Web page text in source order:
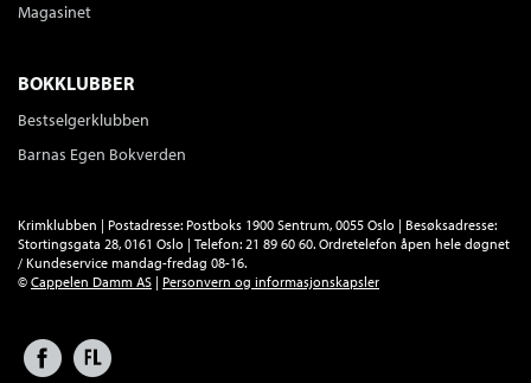
Magasinet
BOKKLUBBER
Bestselgerklubben
Barnas Egen Bokverden
Krimklubben | Postadresse: Postboks 1900 Sentrum, 0055 Oslo | Besøksadresse:
Stortingsgata 28, 0161 Oslo | Telefon: 21 89 60 60. Ordretelefon åpen hele døgnet
/ Kundeservice mandag-fredag 08-16.
© Cappelen Damm AS | Personvern og informasjonskapsler
Facebook